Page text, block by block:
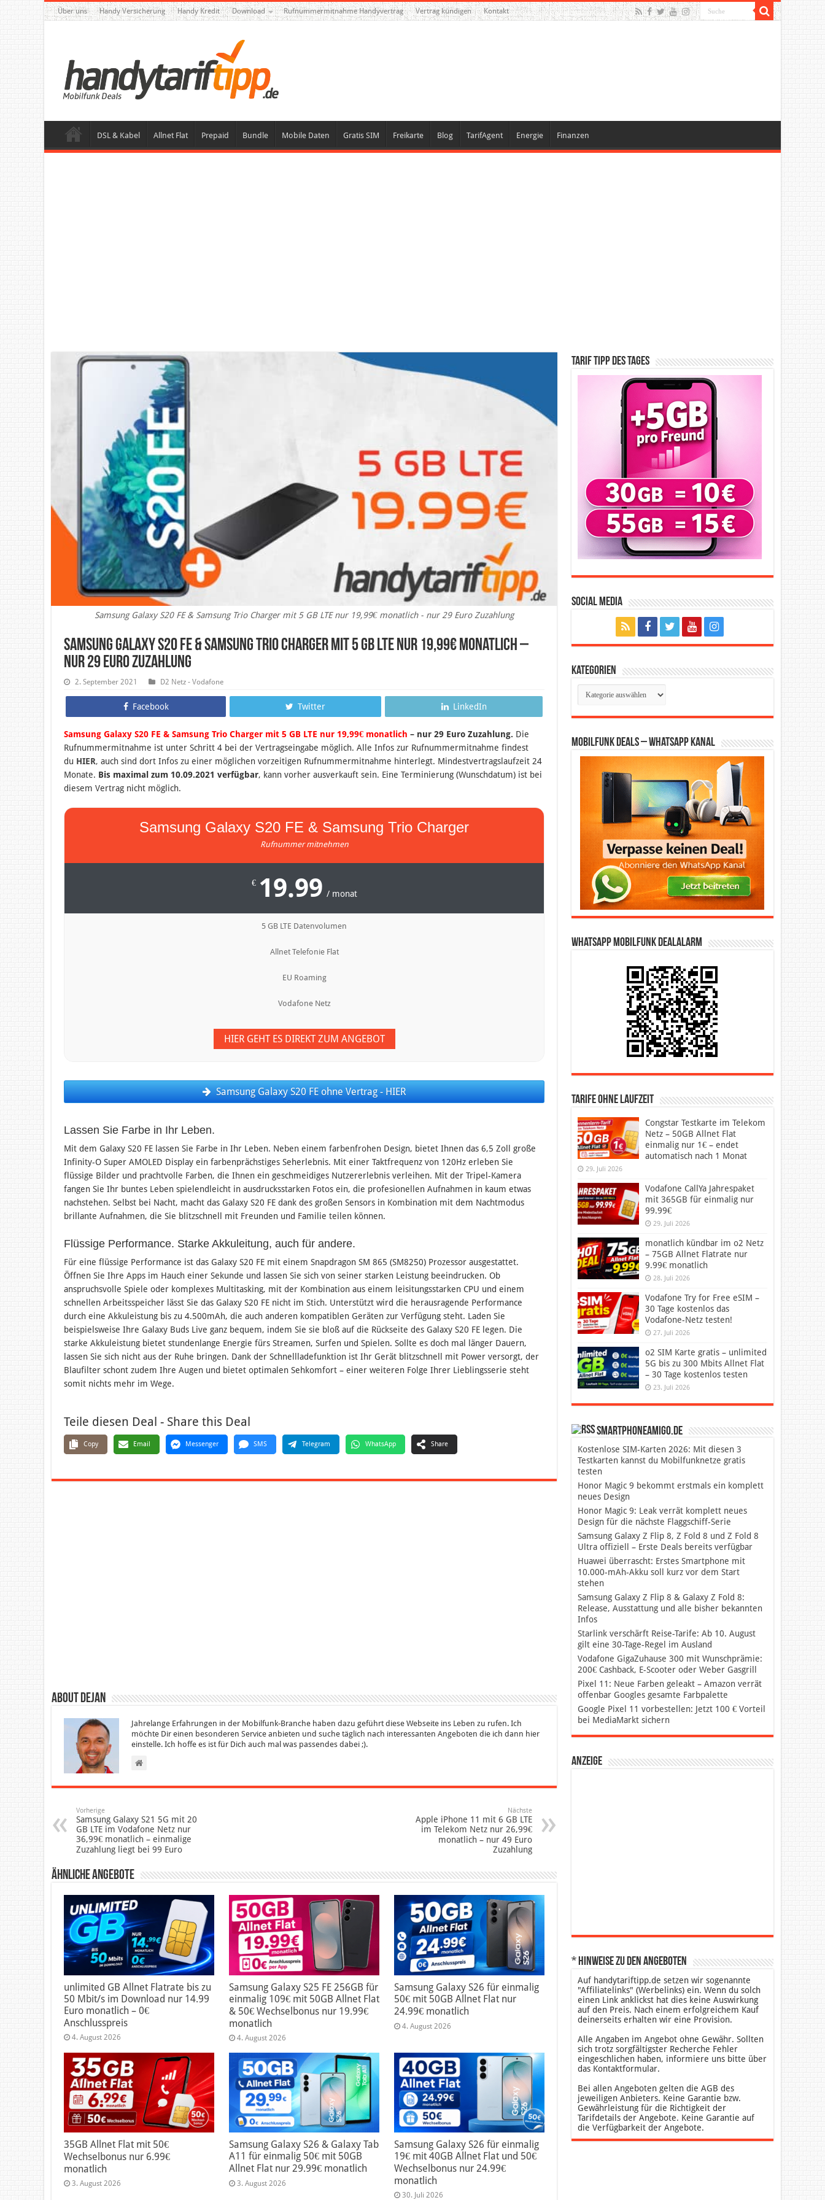
Über uns Handy Versicherung Handy Kredit Download Rufnummermitnahme Handyvertrag Vertrag kündigen Kontakt
DSL & Kabel Allnet Flat Prepaid Bundle Mobile Daten Gratis SIM Freikarte Blog TarifAgent Energie Finanzen
Samsung Galaxy S20 FE & Samsung Trio Charger mit 5 GB LTE nur 19,99€ monatlich - nur 29 Euro Zuzahlung
Samsung Galaxy S20 FE & Samsung Trio Charger mit 5 GB LTE nur 19,99€ monatlich –
nur 29 Euro Zuzahlung
2. September 2021 D2 Netz - Vodafone
Facebook Twitter LinkedIn
Samsung Galaxy S20 FE & Samsung Trio Charger mit 5 GB LTE nur 19,99€ monatlich – nur 29 Euro Zuzahlung. Die
Rufnummermitnahme ist unter Schritt 4 bei der Vertragseingabe möglich. Alle Infos zur Rufnummermitnahme findest
du HIER, auch sind dort Infos zu einer möglichen vorzeitigen Rufnummermitnahme hinterlegt. Mindestvertragslaufzeit 24
Monate. Bis maximal zum 10.09.2021 verfügbar, kann vorher ausverkauft sein. Eine Terminierung (Wunschdatum) ist bei
diesem Vertrag nicht möglich.
Samsung Galaxy S20 FE & Samsung Trio Charger
Rufnummer mitnehmen
€ 19.99 / monat
5 GB LTE Datenvolumen
Allnet Telefonie Flat
EU Roaming
Vodafone Netz
HIER GEHT ES DIREKT ZUM ANGEBOT
Samsung Galaxy S20 FE ohne Vertrag - HIER
Lassen Sie Farbe in Ihr Leben.
Mit dem Galaxy S20 FE lassen Sie Farbe in Ihr Leben. Neben einem farbenfrohen Design, bietet Ihnen das 6,5 Zoll große
Infinity-O Super AMOLED Display ein farbenprächstiges Seherlebnis. Mit einer Taktfrequenz von 120Hz erleben Sie
flüssige Bilder und prachtvolle Farben, die Ihnen ein geschmeidiges Nutzererlebnis verleihen. Mit der Tripel-Kamera
fangen Sie Ihr buntes Leben spielendleicht in ausdrucksstarken Fotos ein, die profesionellen Aufnahmen in kaum etwas
nachstehen. Selbst bei Nacht, macht das Galaxy S20 FE dank des großen Sensors in Kombination mit dem Nachtmodus
brillante Aufnahmen, die Sie blitzschnell mit Freunden und Familie teilen können.
Flüssige Performance. Starke Akkuleitung, auch für andere.
Für eine flüssige Performance ist das Galaxy S20 FE mit einem Snapdragon SM 865 (SM8250) Prozessor ausgestattet.
Öffnen Sie Ihre Apps im Hauch einer Sekunde und lassen Sie sich von seiner starken Leistung beeindrucken. Ob
anspruchsvolle Spiele oder komplexes Multitasking, mit der Kombination aus einem leisitungsstarken CPU und einem
schnellen Arbeitsspeicher lässt Sie das Galaxy S20 FE nicht im Stich. Unterstützt wird die herausragende Performance
durch eine Akkuleistung bis zu 4.500mAh, die auch anderen kompatiblen Geräten zur Verfügung steht. Laden Sie
beispielsweise Ihre Galaxy Buds Live ganz bequem, indem Sie sie bloß auf die Rückseite des Galaxy S20 FE legen. Die
starke Akkuleistung bietet stundenlange Energie fürs Streamen, Surfen und Spielen. Sollte es doch mal länger Dauern,
lassen Sie sich nicht aus der Ruhe bringen. Dank der Schnellladefunktion ist Ihr Gerät blitzschnell mit Power versorgt, der
Blaufilter schont zudem Ihre Augen und bietet optimalen Sehkomfort – einer weiteren Folge Ihrer Lieblingsserie steht
somit nichts mehr im Wege.
Teile diesen Deal - Share this Deal
Copy Email Messenger SMS Telegram WhatsApp Share
About Dejan
Jahrelange Erfahrungen in der Mobilfunk-Branche haben dazu geführt diese Webseite ins Leben zu rufen. Ich
möchte Dir einen besonderen Service anbieten und suche täglich nach interessanten Angeboten die ich dann hier
einstelle. Ich hoffe es ist für Dich auch mal was passendes dabei ;).
Vorherige
Samsung Galaxy S21 5G mit 20
GB LTE im Vodafone Netz nur
36,99€ monatlich – einmalige
Zuzahlung liegt bei 99 Euro
Nächste
Apple iPhone 11 mit 6 GB LTE
im Telekom Netz nur 26,99€
monatlich – nur 49 Euro
Zuzahlung
Ähnliche Angebote
unlimited GB Allnet Flatrate bis zu
50 Mbit/s im Download nur 14.99
Euro monatlich – 0€
Anschlusspreis
4. August 2026
Samsung Galaxy S25 FE 256GB für
einmalig 109€ mit 50GB Allnet Flat
& 50€ Wechselbonus nur 19.99€
monatlich
4. August 2026
Samsung Galaxy S26 für einmalig
50€ mit 50GB Allnet Flat nur
24.99€ monatlich
4. August 2026
35GB Allnet Flat mit 50€
Wechselbonus nur 6.99€
monatlich
3. August 2026
Samsung Galaxy S26 & Galaxy Tab
A11 für einmalig 50€ mit 50GB
Allnet Flat nur 29.99€ monatlich
3. August 2026
Samsung Galaxy S26 für einmalig
19€ mit 40GB Allnet Flat und 50€
Wechselbonus nur 24.99€
monatlich
30. Juli 2026
Tarif Tipp des Tages
Social Media
Kategorien
Kategorien
Mobilfunk Deals – WhatsApp Kanal
WhatsApp Mobilfunk DealAlarm
Tarife ohne Laufzeit
Congstar Testkarte im Telekom
Netz – 50GB Allnet Flat
einmalig nur 1€ – endet
automatisch nach 1 Monat
29. Juli 2026
Vodafone CallYa Jahrespaket
mit 365GB für einmalig nur
99.99€
29. Juli 2026
monatlich kündbar im o2 Netz
– 75GB Allnet Flatrate nur
9.99€ monatlich
28. Juli 2026
Vodafone Try for Free eSIM –
30 Tage kostenlos das
Vodafone-Netz testen!
27. Juli 2026
o2 SIM Karte gratis – unlimited
5G bis zu 300 Mbits Allnet Flat
– 30 Tage kostenlos testen
23. Juli 2026
SmartphoneAmigo.de
Kostenlose SIM-Karten 2026: Mit diesen 3
Testkarten kannst du Mobilfunknetze gratis
testen
Honor Magic 9 bekommt erstmals ein komplett
neues Design
Honor Magic 9: Leak verrät komplett neues
Design für die nächste Flaggschiff-Serie
Samsung Galaxy Z Flip 8, Z Fold 8 und Z Fold 8
Ultra offiziell – Erste Deals bereits verfügbar
Huawei überrascht: Erstes Smartphone mit
10.000-mAh-Akku soll kurz vor dem Start
stehen
Samsung Galaxy Z Flip 8 & Galaxy Z Fold 8:
Release, Ausstattung und alle bisher bekannten
Infos
Starlink verschärft Reise-Tarife: Ab 10. August
gilt eine 30-Tage-Regel im Ausland
Vodafone GigaZuhause 300 mit Wunschprämie:
200€ Cashback, E-Scooter oder Weber Gasgrill
Pixel 11: Neue Farben geleakt – Amazon verrät
offenbar Googles gesamte Farbpalette
Google Pixel 11 vorbestellen: Jetzt 100 € Vorteil
bei MediaMarkt sichern
Anzeige
* Hinweise zu den Angeboten
Auf handytariftipp.de setzen wir sogenannte
"Affiliatelinks" (Werbelinks) ein. Wenn du solch
einen Link anklickst hat dies keine Auswirkung
auf den Preis. Nach einem erfolgreichem Kauf
deinerseits erhalten wir eine Provision.
Alle Angaben im Angebot ohne Gewähr. Sollten
sich trotz sorgfältigster Recherche Fehler
eingeschlichen haben, informiere uns bitte über
das Kontaktformular.
Bei allen Angeboten gelten die AGB des
jeweiligen Anbieters. Keine Garantie bzw.
Gewährleistung für die Richtigkeit der
Tarifdetails der Angebote. Keine Garantie auf
die Verfügbarkeit der Angebote.